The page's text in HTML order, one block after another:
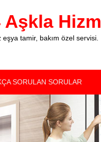
tamir, bakım özel servisi.
SORULAN SORULAR